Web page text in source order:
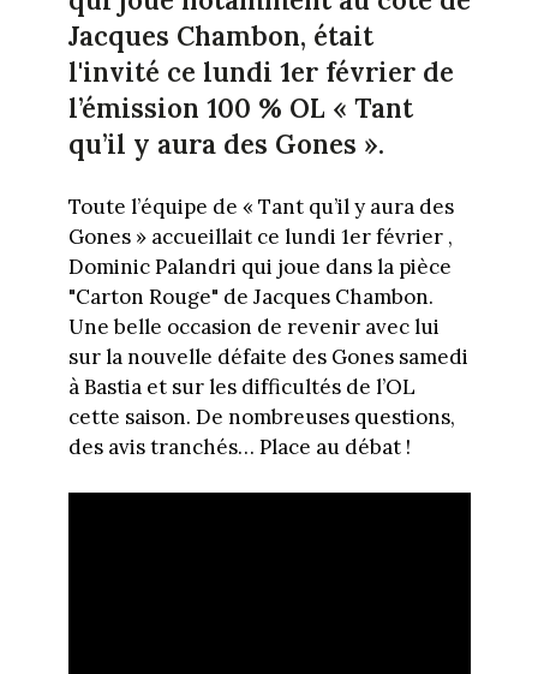
Jacques Chambon, était
l'invité ce lundi 1er février de
l’émission 100 % OL « Tant
qu’il y aura des Gones ».
Toute l’équipe de « Tant qu’il y aura des
Gones » accueillait ce lundi 1er février ,
Dominic Palandri qui joue dans la pièce
"Carton Rouge" de Jacques Chambon.
Une belle occasion de revenir avec lui
sur la nouvelle défaite des Gones samedi
à Bastia et sur les difficultés de l’OL
cette saison. De nombreuses questions,
des avis tranchés… Place au débat !